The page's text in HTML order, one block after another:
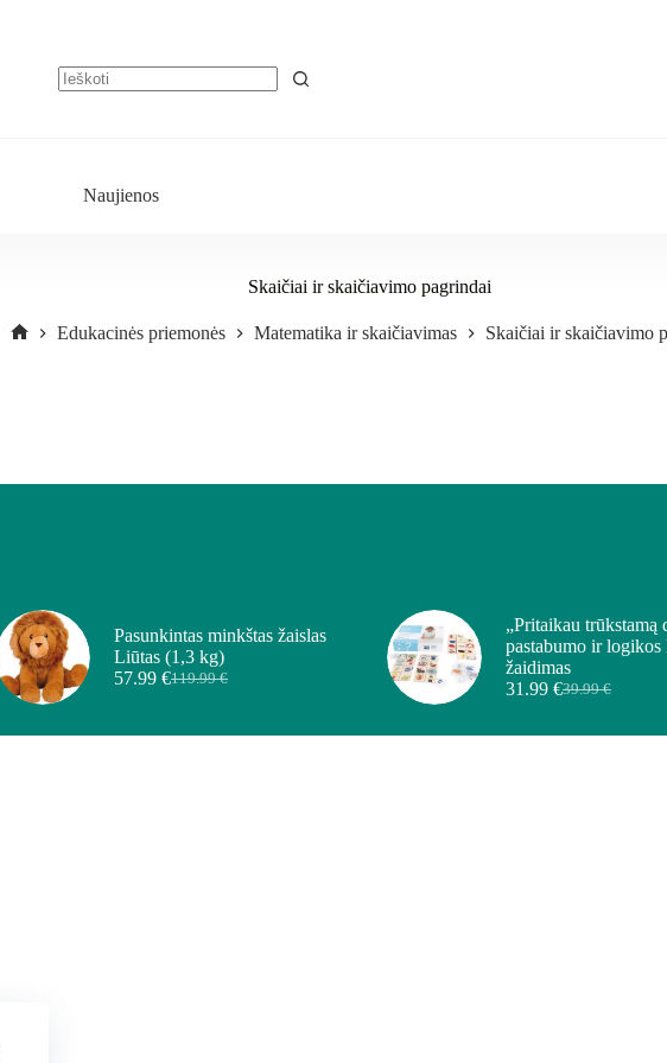
Naujienos
Skaičiai ir skaičiavimo pagrindai
Edukacinės priemonės Matematika ir skaičiavimas Skaičiai ir skaičiavimo
Pasunkintas minkštas žaislas
Liūtas (1,3 kg)
119.99€
57.99 €
„Pritaikau trūkstamą
pastabumo ir
žaidimas
39.99€
31.99 €